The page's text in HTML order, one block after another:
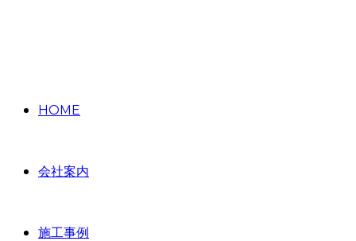
HOME
会社案内
施工事例